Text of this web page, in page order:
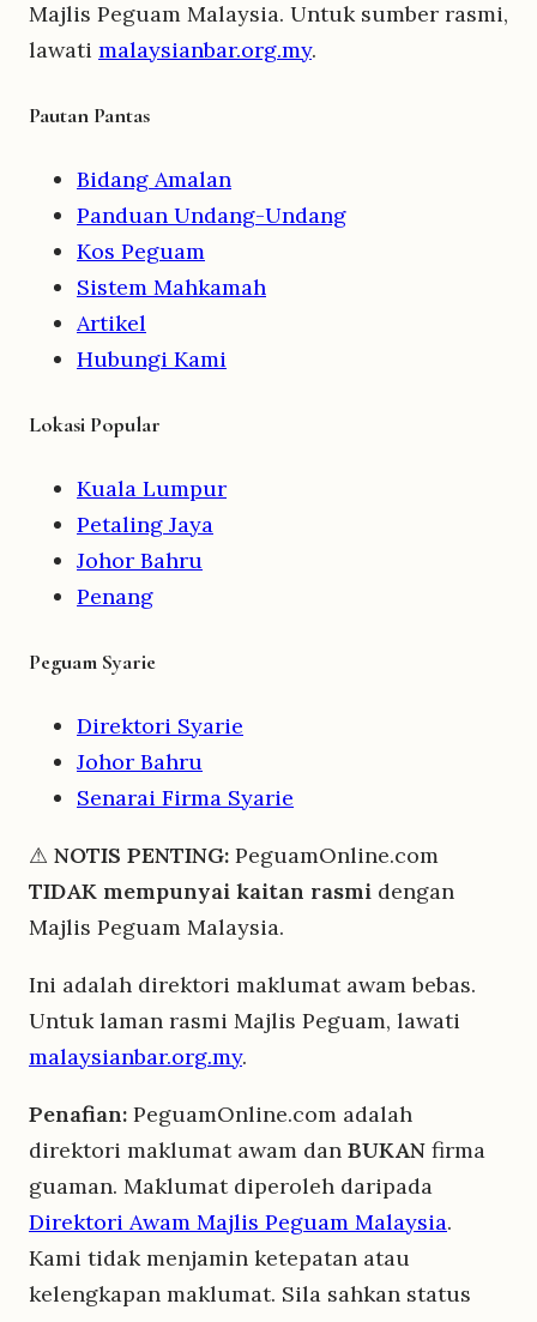
Majlis Peguam Malaysia. Untuk sumber rasmi,
lawati malaysianbar.org.my.
Pautan Pantas
Bidang Amalan
Panduan Undang-Undang
Kos Peguam
Sistem Mahkamah
Artikel
Hubungi Kami
Lokasi Popular
Kuala Lumpur
Petaling Jaya
Johor Bahru
Penang
Peguam Syarie
Direktori Syarie
Johor Bahru
Senarai Firma Syarie
⚠ NOTIS PENTING: PeguamOnline.com
TIDAK mempunyai kaitan rasmi dengan
Majlis Peguam Malaysia.
Ini adalah direktori maklumat awam bebas.
Untuk laman rasmi Majlis Peguam, lawati
malaysianbar.org.my.
Penafian: PeguamOnline.com adalah
direktori maklumat awam dan BUKAN firma
guaman. Maklumat diperoleh daripada
Direktori Awam Majlis Peguam Malaysia.
Kami tidak menjamin ketepatan atau
kelengkapan maklumat. Sila sahkan status